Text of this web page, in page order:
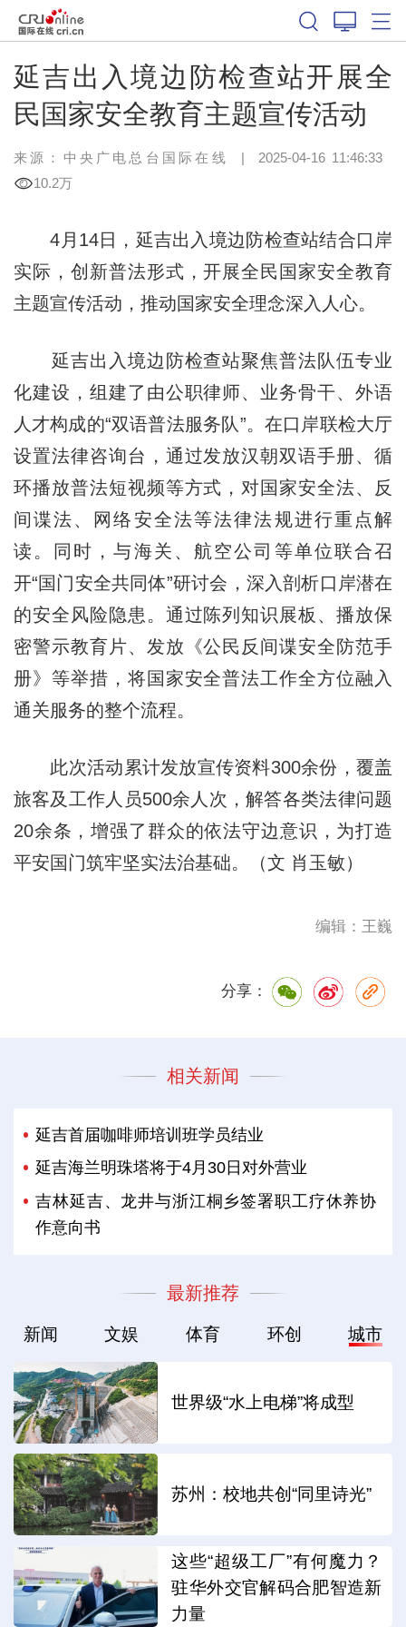
延吉出入境边防检查站开展全
民国家安全教育主题宣传活动
来源：中央广电总台国际在线 | 2025-04-16 11:46:33
10.2万
4月14日，延吉出入境边防检查站结合口岸
实际，创新普法形式，开展全民国家安全教育
主题宣传活动，推动国家安全理念深入人心。
延吉出入境边防检查站聚焦普法队伍专业
化建设，组建了由公职律师、业务骨干、外语
人才构成的“双语普法服务队”。在口岸联检大厅
设置法律咨询台，通过发放汉朝双语手册、循
环播放普法短视频等方式，对国家安全法、反
间谍法、网络安全法等法律法规进行重点解
读。同时，与海关、航空公司等单位联合召
开“国门安全共同体”研讨会，深入剖析口岸潜在
的安全风险隐患。通过陈列知识展板、播放保
密警示教育片、发放《公民反间谍安全防范手
册》等举措，将国家安全普法工作全方位融入
通关服务的整个流程。
此次活动累计发放宣传资料300余份，覆盖
旅客及工作人员500余人次，解答各类法律问题
20余条，增强了群众的依法守边意识，为打造
平安国门筑牢坚实法治基础。（文 肖玉敏）
编辑：王巍
分享：
相关新闻
延吉首届咖啡师培训班学员结业
延吉海兰明珠塔将于4月30日对外营业
吉林延吉、龙井与浙江桐乡签署职工疗休养协
作意向书
最新推荐
新闻 文娱 体育 环创 城市
世界级“水上电梯”将成型
苏州：校地共创“同里诗光”
这些“超级工厂”有何魔力？
驻华外交官解码合肥智造新
力量